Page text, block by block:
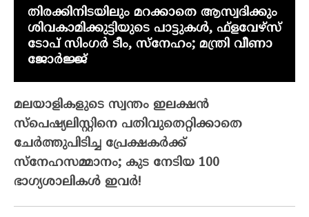
തിരക്കിനിടയിലും മറക്കാതെ ആസ്വദിക്കും
ശിവകാമിക്കുട്ടിയുടെ പാട്ടുകൾ, ഫ്‌ളവേഴ്‌സ്
ടോപ് സിംഗർ ടീം, സ്നേഹം; മന്ത്രി വീണാ
ജോർജ്ജ്
മലയാളികളുടെ സ്വന്തം ഇലക്ഷന്‍
സ്‌പെഷ്യലിസ്റ്റിനെ പതിവുതെറ്റിക്കാതെ
ചേര്‍ത്തുപിടിച്ച പ്രേക്ഷകര്‍ക്ക്
സ്‌നേഹസമ്മാനം; കുട നേടിയ 100
ഭാഗ്യശാലികള്‍ ഇവര്‍!